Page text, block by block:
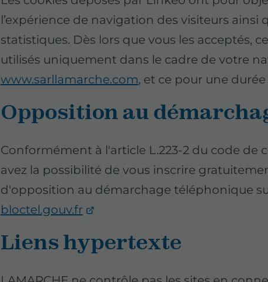
l’expérience de navigation des visiteurs ainsi
statistiques. Dès lors que vous les acceptés,
utilisés uniquement dans le cadre de votre
www.sarllamarche.com, et ce pour une
Opposition au
Conformément à l'article L.223-2 du code de
avez la possibilité de vous inscrire
d'opposition au démarchage téléphonique
bloctel.gouv.fr
Liens hypertexte